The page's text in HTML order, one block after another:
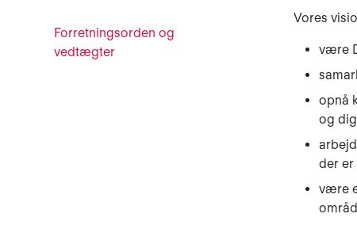
Forretningsorden og
vedtægter
Vores
være
opnå
og
der er
være